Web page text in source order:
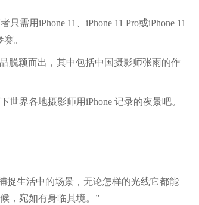
只需用iPhone 11、iPhone 11 Pro或iPhone 11
。
脱颖而出，其中包括中国摄影师张雨的作
界各地摄影师用iPhone 记录的夜景吧。
捉生活中的场景，无论怎样的光线它都能
，宛如有身临其境。”